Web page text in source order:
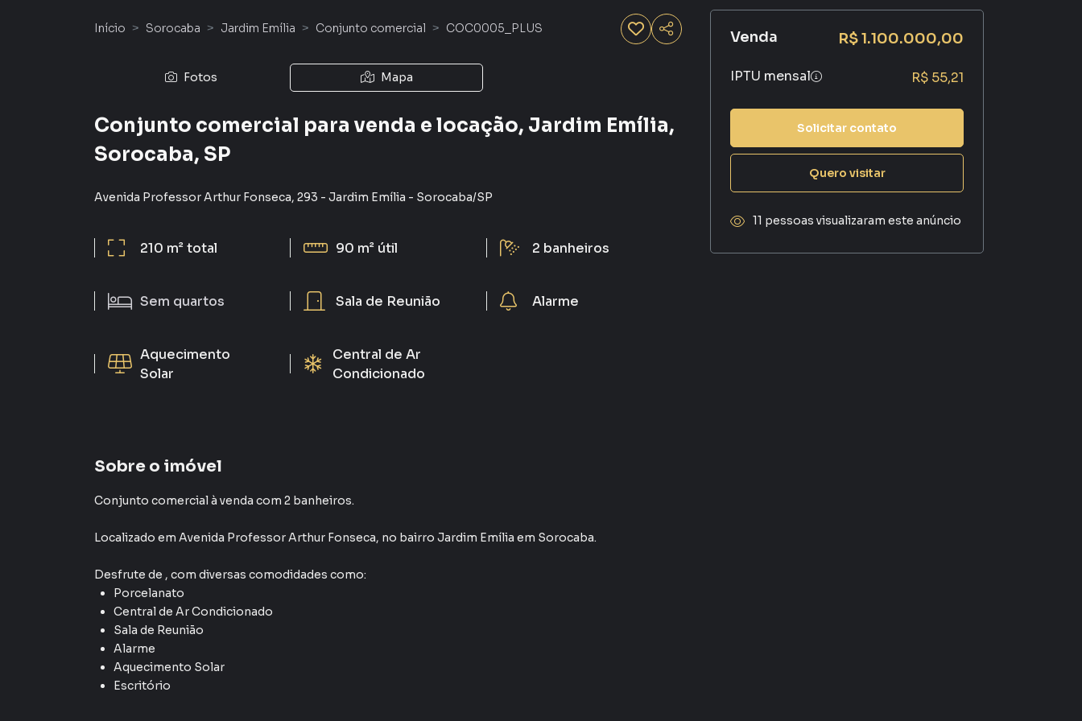
Início Sorocaba Jardim Emília Conjunto comercial COC0005_PLUS
Fotos Mapa
Conjunto comercial para venda e locação, Jardim Emília,
Sorocaba, SP
Avenida Professor Arthur Fonseca, 293 - Jardim Emília - Sorocaba/SP
210 m²total 90 m² útil 2 banheiros
Sem quartos Sala de Reunião Alarme
Aquecimento
Solar
Central de Ar
Condicionado
Sobre o imóvel
Conjunto comercial à venda com 2 banheiros.
Localizado em Avenida Professor Arthur Fonseca, no bairro Jardim Emília em Sorocaba.
Desfrute de , com diversas comodidades como:
Porcelanato
Central de Ar Condicionado
Sala de Reunião
Alarme
Aquecimento Solar
Escritório
Venda R$ 1.100.000,00
IPTU mensal R$ 55,21
Solicitar contato
Quero visitar
11 pessoas visualizaram este anúncio